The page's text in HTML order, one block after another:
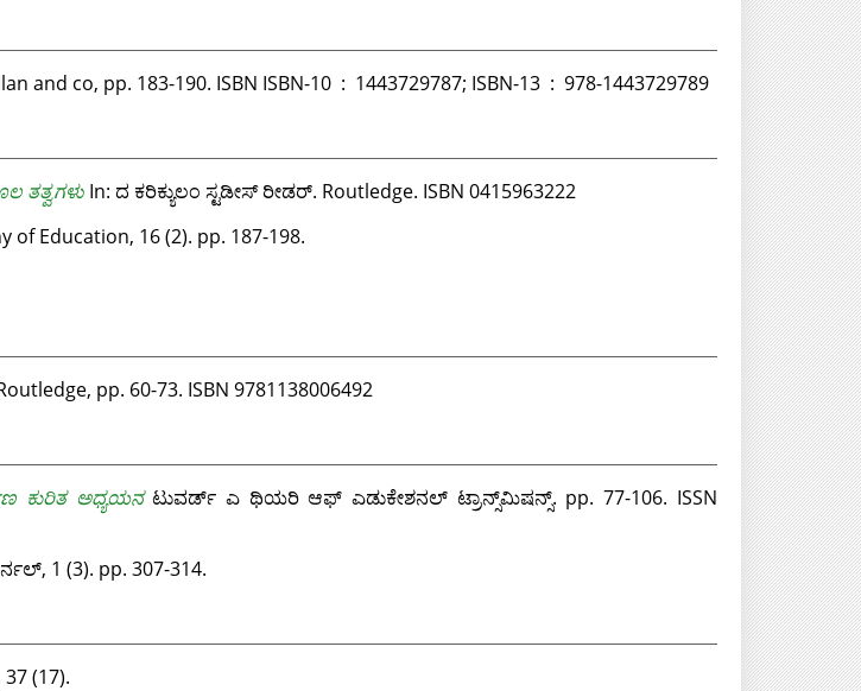
In: ಸೃಜನಾತ್ಮಕ ಏಕತೆ. Macmillan and co, pp. 183-190. ISBN ISBN-10 ‏ : ‎ 1443729787; ISBN-13 ‏ : ‎ 978-1443729789
ತತ್ವಗಳುIn: ದ ಕರಿಕ್ಯುಲಂ ಸ್ಟಡೀಸ್ ರೀಡರ್. Routledge. ISBN 0415963222
of Education, 16 (2). pp. 187-198.
pp. 60-73. ISBN 9781138006492
ಕುರಿತ ಅಧ್ಯಯನಟುವರ್ಡ್‌ ಎ ಥಿಯರಿ ಆಫ್‌ ಎಡುಕೇಶನಲ್‌ ಟ್ರಾನ್ಸ್‌ಮಿಷನ್ಸ್‌. pp. 77-106. ISSN
1 (3). pp. 307-314.
(17).